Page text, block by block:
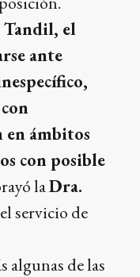
Tandil, el
ante
en ámbitos
con posible
laDra.
servicio de
algunas de las